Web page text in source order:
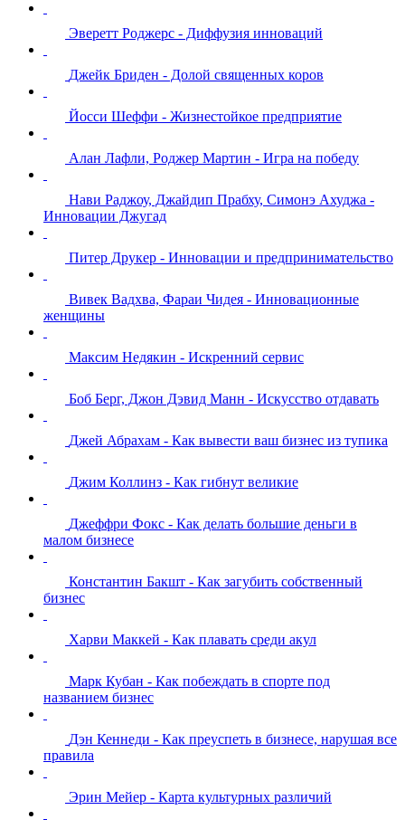
Эверетт Роджерс - Диффузия инноваций
Джейк Бриден - Долой священных коров
Йосси Шеффи - Жизнестойкое предприятие
Алан Лафли, Роджер Мартин - Игра на победу
Нави Раджоу, Джайдип Прабху, Симонэ Ахуджа -
Инновации Джугад
Питер Друкер - Инновации и предпринимательство
Вивек Вадхва, Фараи Чидея - Инновационные
женщины
Максим Недякин - Искренний сервис
Боб Берг, Джон Дэвид Манн - Искусство отдавать
Джей Абрахам - Как вывести ваш бизнес из тупика
Джим Коллинз - Как гибнут великие
Джеффри Фокс - Как делать большие деньги в
малом бизнесе
Константин Бакшт - Как загубить собственный
бизнес
Харви Маккей - Как плавать среди акул
Марк Кубан - Как побеждать в спорте под
названием бизнес
Дэн Кеннеди - Как преуспеть в бизнесе, нарушая все
правила
Эрин Мейер - Карта культурных различий